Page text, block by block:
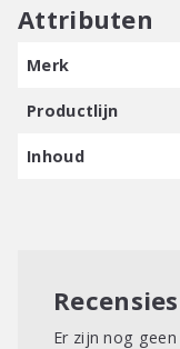
de stijl. Breng voor
Attributen
Merk
Productlijn
Inhoud
Recensies
Er zijn nog